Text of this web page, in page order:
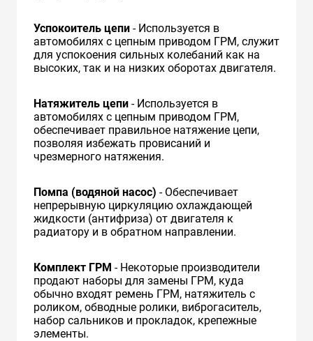
Успокоитель цепи - Используется в
автомобилях с цепным приводом ГРМ, служит
для успокоения сильных колебаний как на
высоких, так и на низких оборотах двигателя.
Натяжитель цепи - Используется в
автомобилях с цепным приводом ГРМ,
обеспечивает правильное натяжение цепи,
позволяя избежать провисаний и
чрезмерного натяжения.
Помпа (водяной насос) - Обеспечивает
непрерывную циркуляцию охлаждающей
жидкости (антифриза) от двигателя к
радиатору и в обратном направлении.
Комплект ГРМ - Некоторые производители
продают наборы для замены ГРМ, куда
обычно входят ремень ГРМ, натяжитель с
роликом, обводные ролики, виброгаситель,
набор сальников и прокладок, крепежные
элементы.